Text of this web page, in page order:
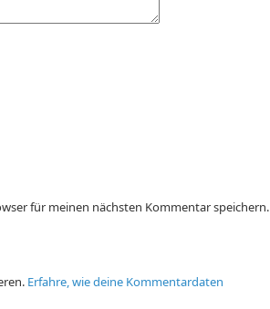
für meinen nächsten Kommentar speichern.
Erfahre, wie deine Kommentardaten